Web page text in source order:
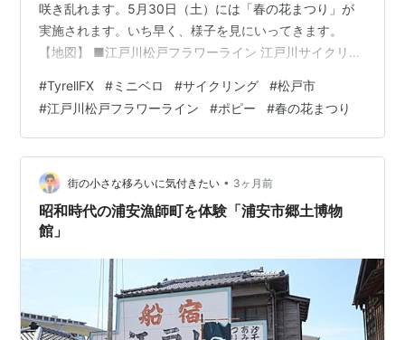
咲き乱れます。5月30日（土）には「春の花まつり」が
実施されます。いち早く、様子を見にいってきます。
【地図】 ■江戸川松戸フラワーライン 江戸川サイクリン
面がポピー畑になっています。 ●一面のポピー畑 11月中
旬から12月初旬にかけて種まきが行われました。 ●そよ
風に吹かれてなびくポピーのダンス 河原なので今の時期
は風がなびきます。ポピーの薄い花びらと茎がダンスを
しているように揺れています。 ●いろんな色のポピーが
あるのね 赤、ピンク、…
#TyrellFX #ミニベロ #サイクリング #松戸市
#江戸川松戸フラワーライン #ポピー #春の花まつり
街の小さな移ろいに気付きたい • 3ヶ月前
昭和時代の浦安漁師町を体験「浦安市郷土博物
館」